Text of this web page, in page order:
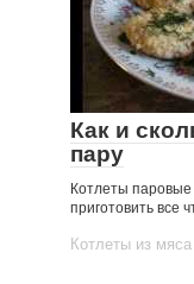
Как и
пару
Котлеты
приготовить все
Котлеты из мяса